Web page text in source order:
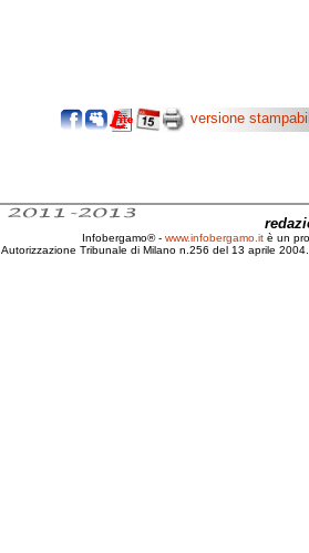
versione
Infobergamo® - www.infobergamo.it è un
Autorizzazione Tribunale di Milano n.256 del 13 aprile